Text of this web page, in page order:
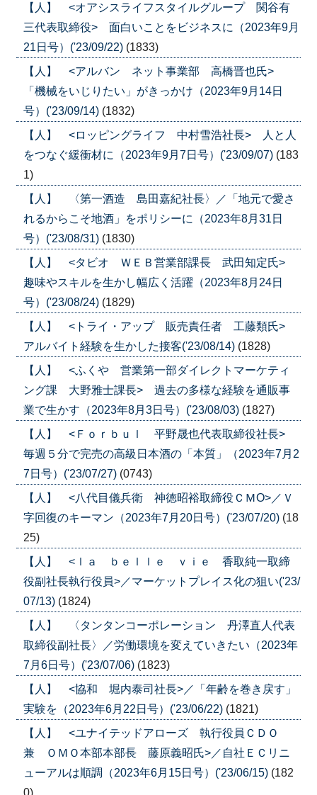
【人】 <オアシスライフスタイルグループ 関谷有
三代表取締役> 面白いことをビジネスに（2023年9月
21日号）('23/09/22) (1833)
【人】 <アルバン ネット事業部 高橋晋也氏>
「機械をいじりたい」がきっかけ（2023年9月14日
号）('23/09/14) (1832)
【人】 <ロッピングライフ 中村雪浩社長> 人と人
をつなぐ緩衝材に（2023年9月7日号）('23/09/07) (183
1)
【人】 〈第一酒造 島田嘉紀社長〉／「地元で愛さ
れるからこそ地酒」をポリシーに（2023年8月31日
号）('23/08/31) (1830)
【人】 <タビオ ＷＥＢ営業部課長 武田知定氏>
趣味やスキルを生かし幅広く活躍（2023年8月24日
号）('23/08/24) (1829)
【人】 <トライ・アップ 販売責任者 工藤類氏>
アルバイト経験を生かした接客('23/08/14) (1828)
【人】 <ふくや 営業第一部ダイレクトマーケティ
ング課 大野雅士課長> 過去の多様な経験を通販事
業で生かす（2023年8月3日号）('23/08/03) (1827)
【人】 <Ｆｏｒｂｕｌ 平野晟也代表取締役社長>
毎週５分で完売の高級日本酒の「本質」（2023年7月2
7日号）('23/07/27) (0743)
【人】 <八代目儀兵衛 神徳昭裕取締役ＣＭО>／Ｖ
字回復のキーマン（2023年7月20日号）('23/07/20) (18
25)
【人】 <ｌａ ｂｅｌｌｅ ｖｉｅ 香取純一取締
役副社長執行役員>／マーケットプレイス化の狙い('23/
07/13) (1824)
【人】 〈タンタンコーポレーション 丹澤直人代表
取締役副社長〉／労働環境を変えていきたい（2023年
7月6日号）('23/07/06) (1823)
【人】 <協和 堀内泰司社長>／「年齢を巻き戻す」
実験を（2023年6月22日号）('23/06/22) (1821)
【人】 <ユナイテッドアローズ 執行役員ＣＤＯ
兼 ＯＭＯ本部本部長 藤原義昭氏>／自社ＥＣリニ
ューアルは順調（2023年6月15日号）('23/06/15) (182
0)